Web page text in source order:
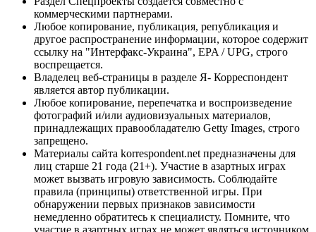
коммерческими партнерами.
Любое копирование, публикация, републикация и
другое распространение информации, которое содержит
ссылку на "Интерфакс-Украина", EPA / UPG, строго
воспрещается.
Владелец веб-страницы в разделе Я- Корреспондент
является автор публикации.
Любое копирование, перепечатка и воспроизведение
фотографий и/или аудиовизуальных материалов,
принадлежащих правообладателю Getty Images, строго
запрещено.
Материалы сайта korrespondent.net предназначены для
лиц старше 21 года (21+). Участие в азартных играх
может вызвать игровую зависимость. Соблюдайте
правила (принципы) ответственной игры. При
обнаружении первых признаков зависимости
немедленно обратитесь к специалисту. Помните, что
участие в азартных играх не может являться источником